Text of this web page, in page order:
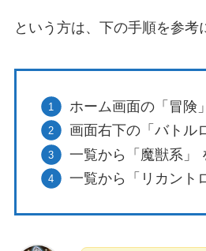
という方は、下の手順を参考
ホーム画面の「冒険
画面右下の「バトル
一覧から「魔獣系」
一覧から「リカント